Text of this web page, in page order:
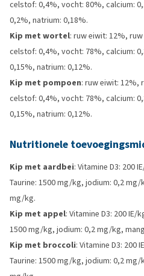
celstof: 0,4%, vocht: 80%, calcium:
0,2%, natrium: 0,18%.
Kip met wortel: ruw eiwit: 12%,
celstof: 0,4%, vocht: 78%, calcium:
0,15%, natrium: 0,12%.
Kip met pompoen: ruw eiwit: 12%,
celstof: 0,4%, vocht: 78%, calcium:
0,15%, natrium: 0,12%.
Nutritionele
Kip met aardbei: Vitamine D3: 200
Taurine: 1500 mg/kg, jodium: 0,2
mg/kg.
Kip met appel: Vitamine D3: 200 IE/
1500 mg/kg, jodium: 0,2 mg/kg,
Kip met broccoli: Vitamine D3: 200
Taurine: 1500 mg/kg, jodium: 0,2